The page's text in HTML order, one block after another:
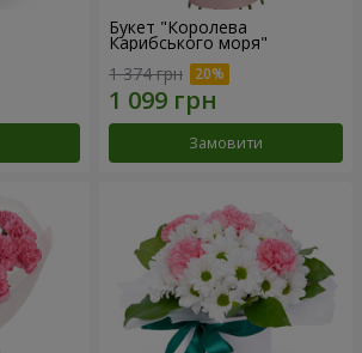
Букет "Королева
Карибського моря"
1 374 грн
Замовити